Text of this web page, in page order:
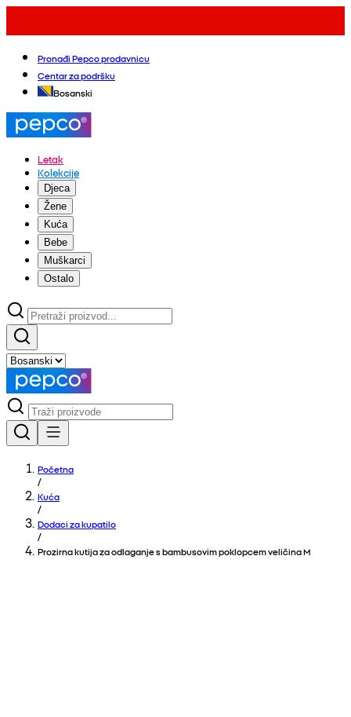
Pronađi Pepco prodavnicu
Centar za podršku
Bosanski
Letak
Kolekcije
Djeca
Žene
Kuća
Bebe
Muškarci
Ostalo
Početna
/
Kuća
/
Dodaci za kupatilo
/
Prozirna kutija za odlaganje s bambusovim poklopcem veličina M